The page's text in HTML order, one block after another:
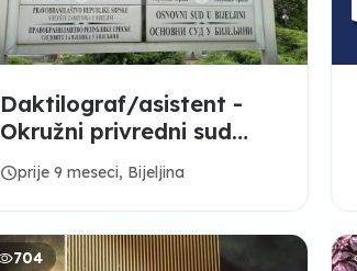
Daktilograf/asistent -
Okružni privredni sud
Bijeljina
scheduleprije 9 meseci, Bijeljina
704